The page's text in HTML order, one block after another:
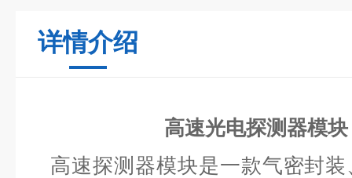
详情介绍
高速光电探测器模块
高速探测器模块是一款气密封